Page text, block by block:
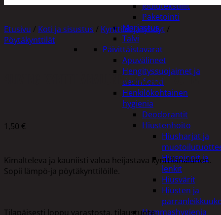
Joulutekstiilit
Paketointi
Marjastus
Talvi
Päivittäistavarat
Apuvälineet
Hengityssuojaimet ja
desinfiointi
Henkilökohtainen
hygienia
Deodorantit
Hiustenhoito
Hiusharjat ja
Hiuspinnit ja
lenkit
Hiusvärit
Hiusten ja
Hammashygienia
Etusivu / Koti ja sisustus / Kynttilät ja lyhdyt /
Pöytäkynttilät
4LIVING KYNTTILÄNALUNEN GALAXY KULTA
1,50 €
Kimalteleva ja kauniisti valoa heijastava kynttilänalunen.
Sopii lämpö-ja pöytäkynttilöille.
Tilapäisesti loppu varastosta, tilaustuote.